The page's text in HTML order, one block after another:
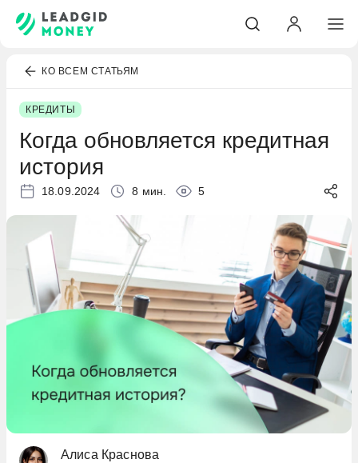
КО ВСЕМ СТАТЬЯМ
КРЕДИТЫ
Когда обновляется кредитная
история
18.09.2024 8 мин. 5
Алиса Краснова